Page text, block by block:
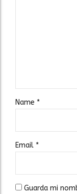
Name *
Email *
Guarda mi